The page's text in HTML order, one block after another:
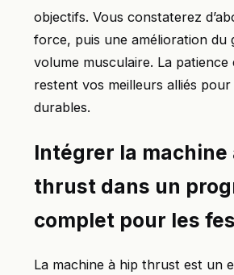
objectifs. Vous constaterez
force, puis une amélioration du
volume musculaire. La
restent vos meilleurs alliés
durables.
Intégrer la machine
thrust dans un
complet pour les
La machine à hip thrust est un